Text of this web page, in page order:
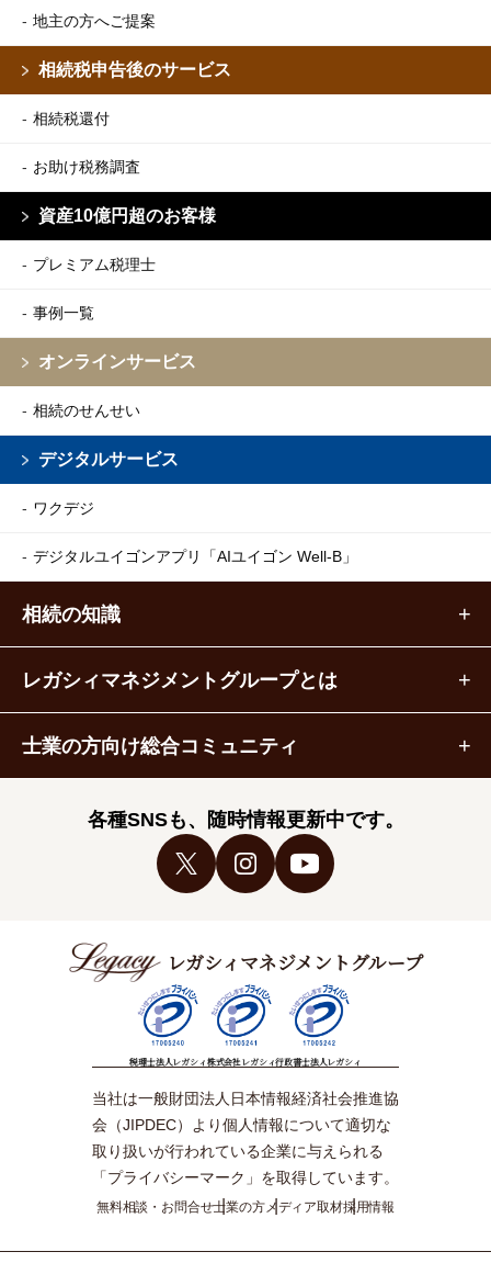
地主の方へご提案
相続税申告後のサービス
相続税還付
お助け税務調査
資産10億円超のお客様
プレミアム税理士
事例一覧
オンラインサービス
相続のせんせい
デジタルサービス
ワクデジ
デジタルユイゴンアプリ 「AIユイゴン Well-B」
相続の知識
レガシィマネジメントグループとは
士業の方向け総合コミュニティ
各種SNSも、随時情報更新中です。
レガシィマネジメントグループ
税理士法人レガシィ株式会社レガシィ行政書士法人レガシィ
当社は一般財団法人日本情報経済社会推進協
会（JIPDEC）より個人情報について適切な
取り扱いが行われている企業に与えられる
「プライバシーマーク」を取得しています。
無料相談・お問合せ士業の方メディア取材採用情報